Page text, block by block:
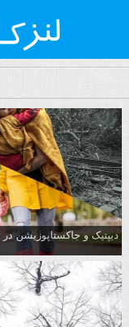
دیپتیک و جاکستا‌پوزیشن